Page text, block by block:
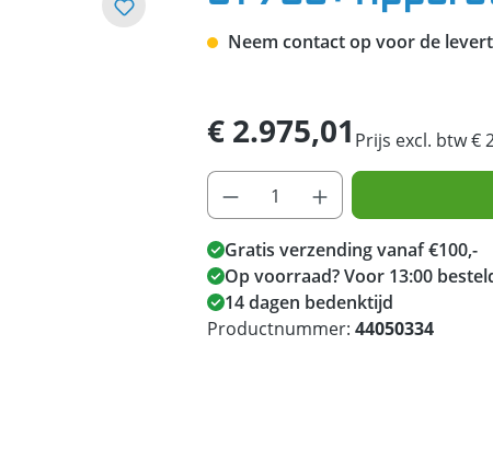
Neem contact op voor de
€ 2.975,01 Prijs excl. btw €
Gratis verzending vanaf €100,-
Op voorraad? Voor 13:00
14 dagen bedenktijd
Productnummer: 44050334